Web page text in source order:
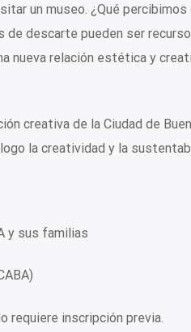
un museo. ¿Qué
descarte pueden ser
nueva relación estética y
creativa de la Ciudad de
la creatividad y la
y sus familias
requiere inscripción previa.